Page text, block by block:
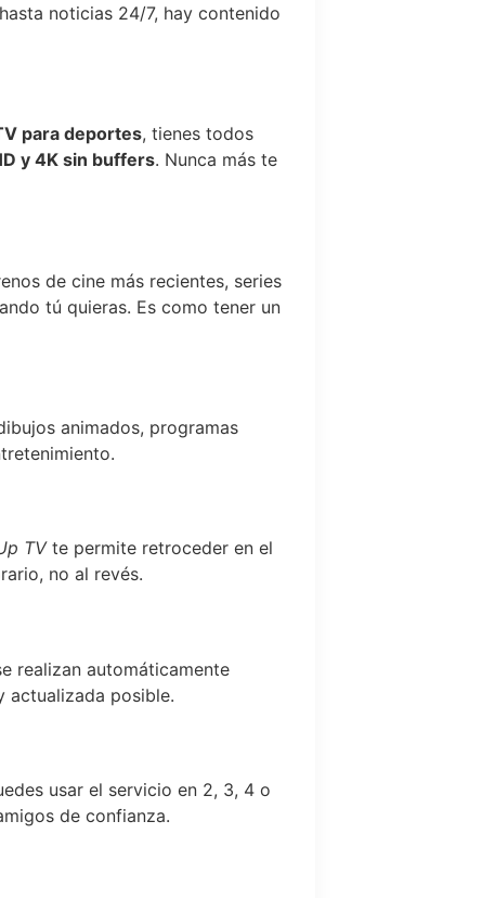
noticias 24/7, hay contenido
para deportes, tienes todos
y 4K sin buffers. Nunca más te
de cine más recientes, series
tú quieras. Es como tener un
animados, programas
TVte permite retroceder en el
no al revés.
realizan automáticamente
actualizada posible.
usar el servicio en 2, 3, 4 o
de confianza.